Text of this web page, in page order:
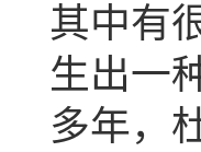
其中有
生出一
多年，